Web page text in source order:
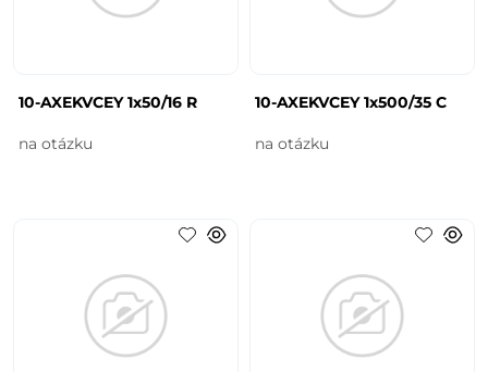
10-AXEKVCEY 1x50/16 R
na otázku
10-AXEKVCEY 1x500/35 C
na otázku